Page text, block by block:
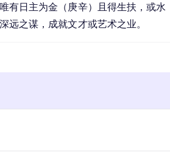
有日主为金（庚辛）且得生扶，或水
远之谋，成就文才或艺术之业。